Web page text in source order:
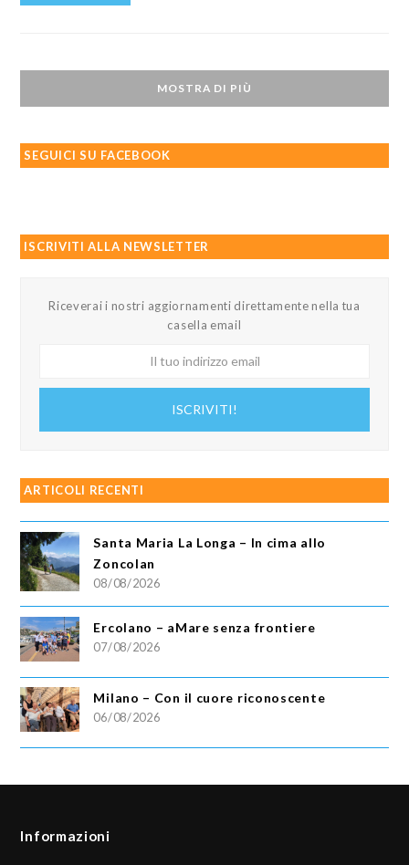
MOSTRA DI PIÙ
SEGUICI SU FACEBOOK
ISCRIVITI ALLA NEWSLETTER
Riceverai i nostri aggiornamenti direttamente nella tua
casella email
ISCRIVITI!
ARTICOLI RECENTI
Santa Maria La Longa – In cima allo
Zoncolan
08/08/2026
Ercolano – aMare senza frontiere
07/08/2026
Milano – Con il cuore riconoscente
06/08/2026
Informazioni